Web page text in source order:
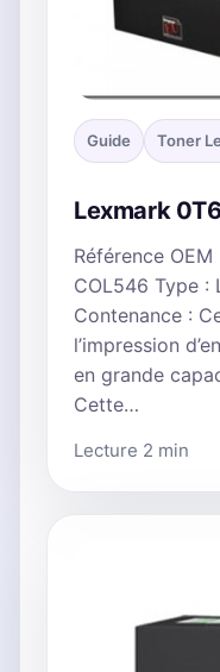
Guide Toner
Lexmark
Référence
COL546 Type :
Contenance :
l’impression
en grande
Cette…
Lecture 2 min